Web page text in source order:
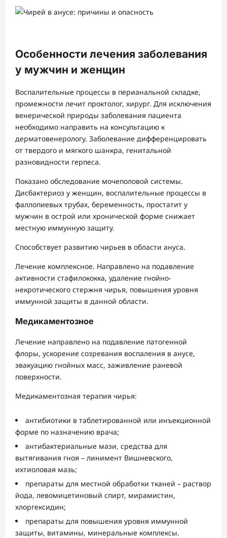
Особенности лечения заболевания
у мужчин и женщин
Воспалительные процессы в перианальной складке,
промежности лечит проктолог, хирург. Для исключения
венерической природы заболевания пациента
необходимо направить на консультацию к
дерматовенерологу. Заболевание дифференцировать
от твердого и мягкого шанкра, генитальной
разновидности герпеса.
Показано обследование мочеполовой системы.
Дисбактериоз у женщин, воспалительные процессы в
фаллопиевых трубах, беременность, простатит у
мужчин в острой или хронической форме снижает
местную иммунную защиту.
Способствует развитию чирьев в области ануса.
Лечение комплексное. Направлено на подавление
активности стафилококка, удаление гнойно-
некротического стержня чирья, повышения уровня
иммунной защиты в данной области.
Медикаментозное
Лечение направлено на подавление патогенной
флоры, ускорение созревания воспаления в анусе,
эвакуацию гнойных масс, заживление раневой
поверхности.
Медикаментозная терапия чирья:
антибиотики в таблетированной или инъекционной
форме по назначению врача;
антибактериальные мази, средства для
вытягивания гноя – линимент Вишневского,
ихтиоловая мазь;
препараты для местной обработки тканей – раствор
йода, левомицетиновый спирт, мирамистин,
хлоргексидин;
препараты для повышения уровня иммунной
защиты, витамины, минеральные комплексы.